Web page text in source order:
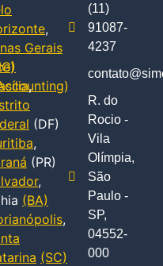
)
)
,
Gerais
,
(DF)
,
(PR)
,
(BA)
,
(SC)
(11)
91087-
4237
R. do
Rocio -
Vila
Olímpia,
São
Paulo -
SP,
04552-
000